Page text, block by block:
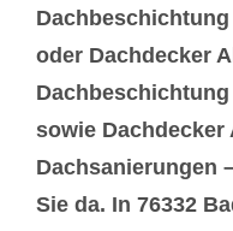
oder Dachdecker
sowie
Dachsanierungen
Sie da. In 76332